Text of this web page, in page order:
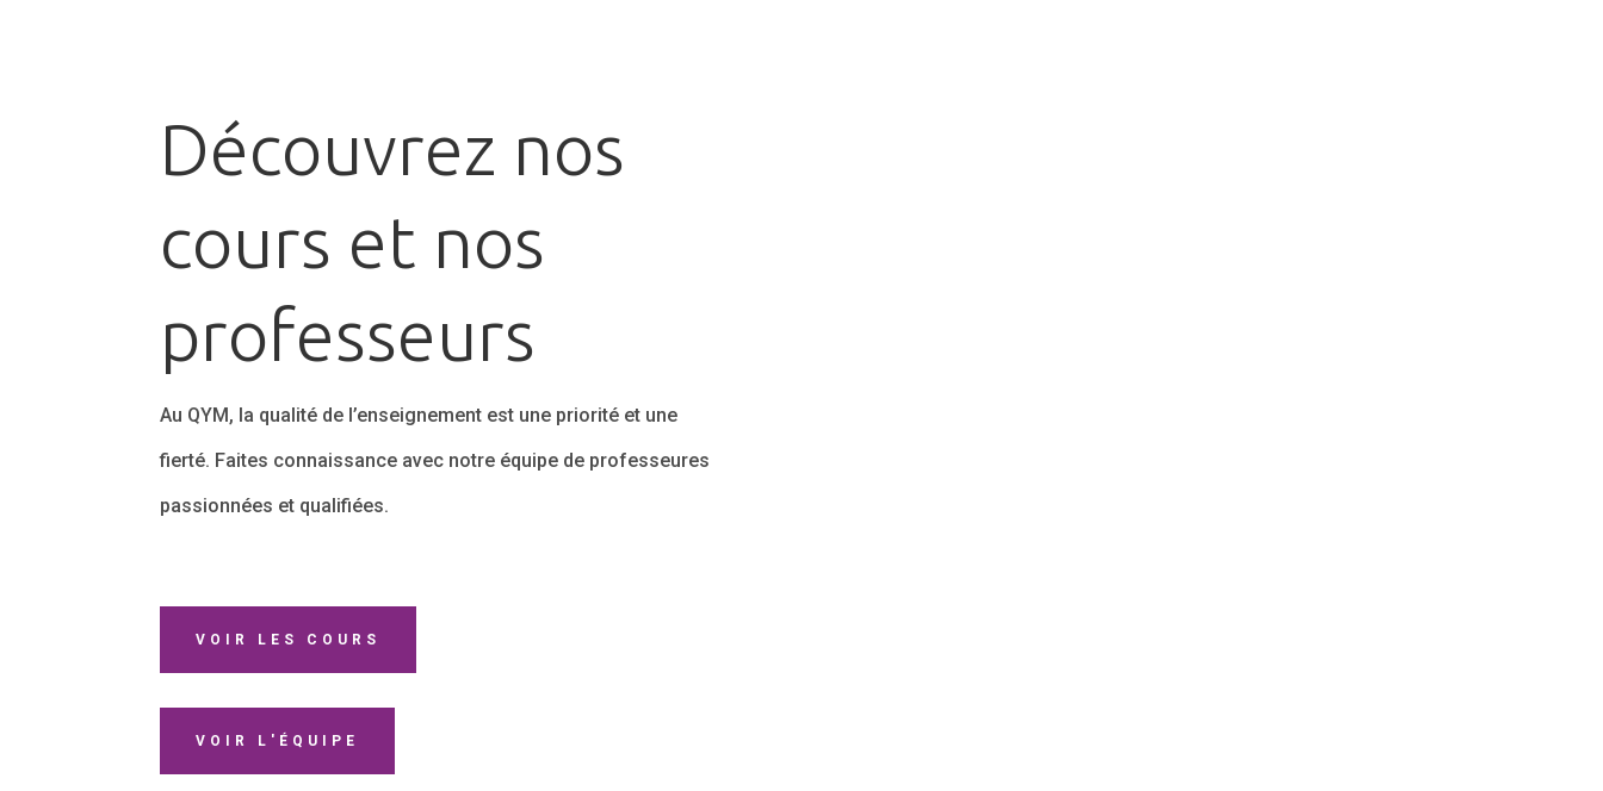
Découvrez nos
cours et nos
professeurs
Au QYM, la qualité de l’enseignement est une priorité et une
fierté. Faites connaissance avec notre équipe de professeures
passionnées et qualifiées.
VOIR LES COURS
VOIR L'ÉQUIPE